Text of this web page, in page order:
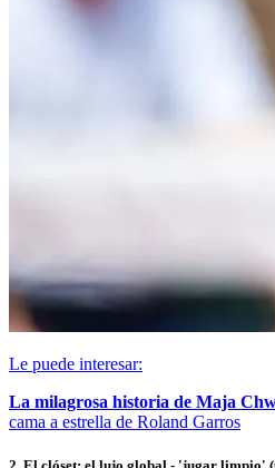
Le puede interesar:
La milagrosa historia de Maja
cama a estrella de Roland Garros